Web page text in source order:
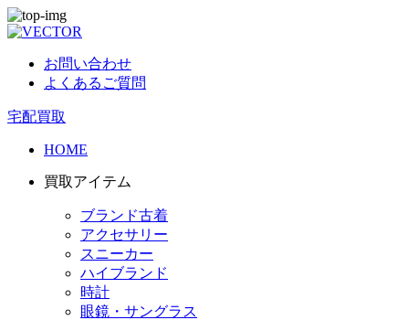
お問い合わせ
よくあるご質問
宅配買取
HOME
買取アイテム
ブランド古着
アクセサリー
スニーカー
ハイブランド
時計
眼鏡・サングラス